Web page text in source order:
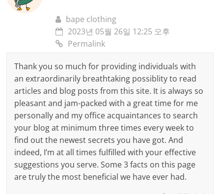
bape clothing
2023년 05월 26일 12:25 오후
Permalink
Thank you so much for providing individuals with
an extraordinarily breathtaking possiblity to read
articles and blog posts from this site. It is always so
pleasant and jam-packed with a great time for me
personally and my office acquaintances to search
your blog at minimum three times every week to
find out the newest secrets you have got. And
indeed, I’m at all times fulfilled with your effective
suggestions you serve. Some 3 facts on this page
are truly the most beneficial we have ever had.